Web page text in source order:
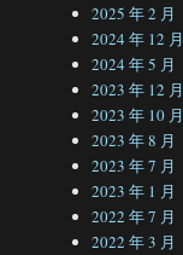
2025 年 2 月
2024 年 12 月
2024 年 5 月
2023 年 12 月
2023 年 10 月
2023 年 8 月
2023 年 7 月
2023 年 1 月
2022 年 7 月
2022 年 3 月